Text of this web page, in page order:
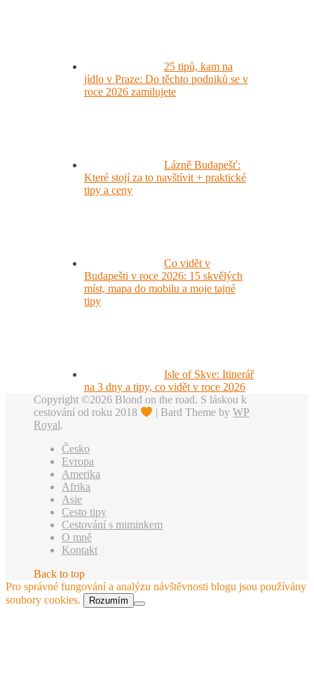
25 tipů, kam na
jídlo v Praze: Do těchto podniků se v
roce 2026 zamilujete
Lázně Budapešť:
Které stojí za to navštívit + praktické
tipy a ceny
Co vidět v
Budapešti v roce 2026: 15 skvělých
míst, mapa do mobilu a moje tajné
tipy
Isle of Skye: Itinerář
na 3 dny a tipy, co vidět v roce 2026
Copyright ©2026 Blond on the road. S láskou k
cestování od roku 2018
| Bard Theme byWP
Royal.
Česko
Evropa
Amerika
Afrika
Asie
Cesto tipy
Cestování s miminkem
O mně
Kontakt
Back to top
Pro správné fungování a analýzu návštěvnosti blogu jsou používány
soubory cookies.
Rozumím